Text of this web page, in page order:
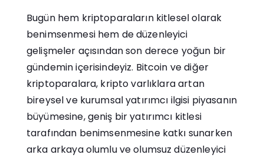
Bugün hem kriptoparaların kitlesel olarak
benimsenmesi hem de düzenleyici
gelişmeler açısından son derece yoğun bir
gündemin içerisindeyiz. Bitcoin ve diğer
kriptoparalara, kripto varlıklara artan
bireysel ve kurumsal yatırımcı ilgisi piyasanın
büyümesine, geniş bir yatırımcı kitlesi
tarafından benimsenmesine katkı sunarken
arka arkaya olumlu ve olumsuz düzenleyici